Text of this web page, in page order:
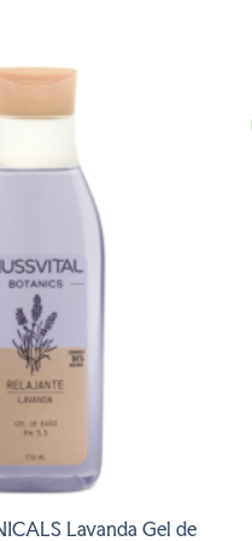
Lavanda Gel de